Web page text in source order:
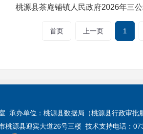
桃源县茶庵铺镇人民政府2026年三
首页 上一页 1
承办单位：桃源县数据局（桃源县行政审批
桃源县迎宾大道26号三楼 技术支持电话：